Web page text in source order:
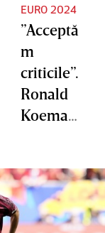
EURO 2024
”Acceptă
m
criticile”.
Ronald
Koeman,
în
prefaţa
meciului